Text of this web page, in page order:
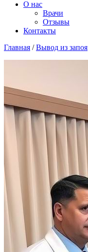
О нас
Врачи
Отзывы
Контакты
Главная /Вывод из запоя